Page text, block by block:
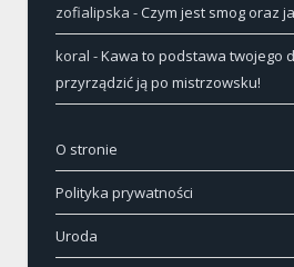
zofialipska -Czym jest smog oraz
koral -Kawa to podstawa twojego
przyrządzić ją po mistrzowsku!
O stronie
Polityka prywatności
Uroda